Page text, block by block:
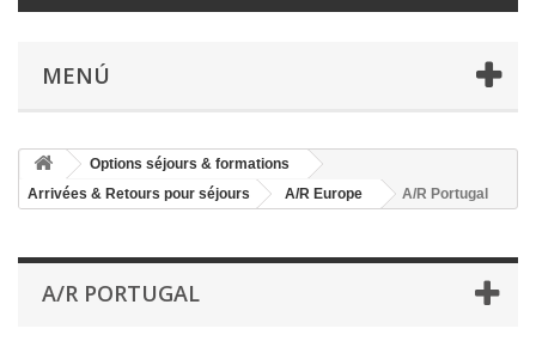
MENÚ
Options séjours & formations
Arrivées & Retours pour séjours
A/R Europe A/R Portugal
A/R PORTUGAL